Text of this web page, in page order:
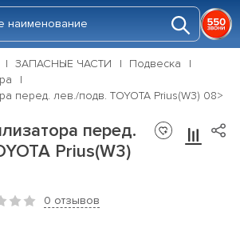
ЗАПАСНЫЕ ЧАСТИ
Подвеска
перед. лев./подв. TOYOTA Prius(W3) 08>
перед.
Prius(W3)
0 отзывов